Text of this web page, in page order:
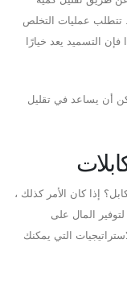
تتطلب عمليات التخلص
التسميد يعد خيارًا
أن يساعد في تقليل
إذا كان الأمر كذلك ،
المال على
التي يمكنك